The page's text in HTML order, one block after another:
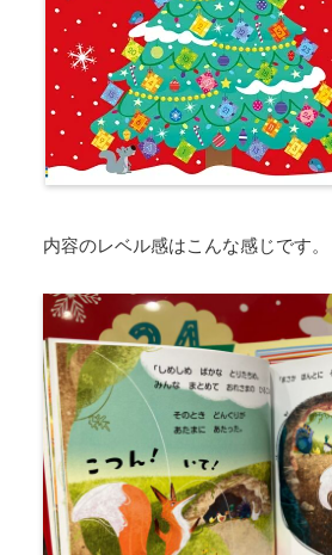
内容のレベル感はこんな感じです。